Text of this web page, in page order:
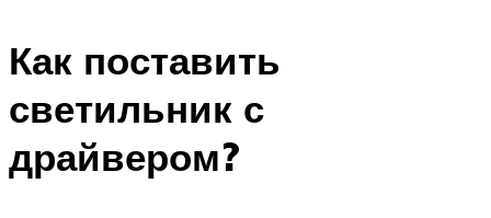
Как поставить
светильник с
драйвером?